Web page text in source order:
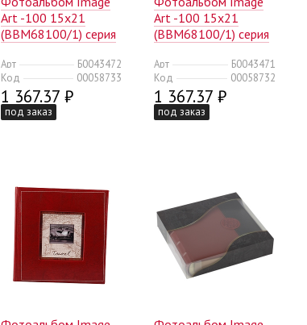
Art -100 15x21
(BBM68100/1) серия
Арт
Б0043472
Код
00058733
1 367.37 ₽
под заказ
Art -100 15x21
(BBM68100/1) серия
Арт
Б0043471
Код
00058732
1 367.37 ₽
под заказ